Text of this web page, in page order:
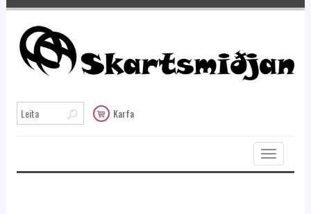
Karfa
Toggle
navigation